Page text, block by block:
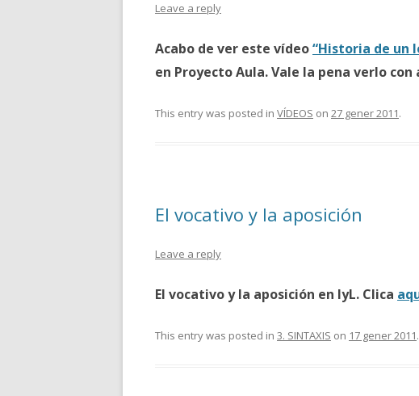
Leave a reply
Acabo de ver este vídeo“Historia de un
en Proyecto Aula. Vale la pena verlo con
This entry was posted in VÍDEOS on 27 gener 2011.
El vocativo y la aposición
Leave a reply
El vocativo y la aposición en lyL. Clica
This entry was posted in 3. SINTAXIS on 17 gener 2011.